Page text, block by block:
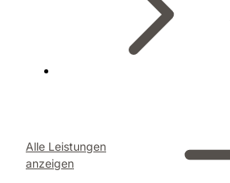
Alle Leistungen
anzeigen